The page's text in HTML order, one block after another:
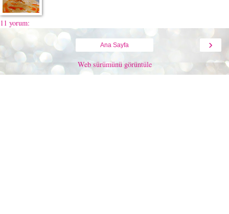
11 yorum:
›
Ana Sayfa
Web sürümünü görüntüle